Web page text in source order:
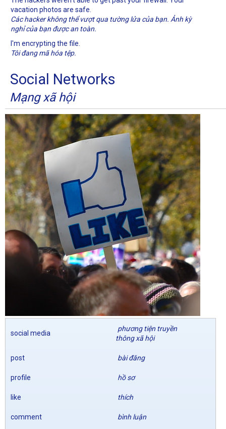
vacation photos are safe.
Các hacker không thể vượt qua tường lửa của bạn. Ảnh kỳ
nghỉ của bạn được an toàn.
I'm encrypting the file.
Tôi đang mã hóa tệp.
Social Networks
Mạng xã hội
social media
phương tiện truyền
thông xã hội
post bài đăng
profile hồ sơ
like thích
comment bình luận